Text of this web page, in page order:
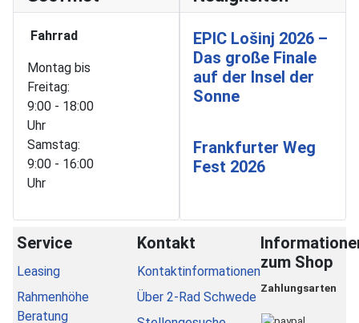
Fahrrad
Montag bis
Freitag:
9:00 - 18:00
Uhr
Samstag:
9:00 - 16:00
Uhr
EPIC Lošinj 2026 –
Das große Finale
auf der Insel der
Sonne
Frankfurter Weg
Fest 2026
Service
Leasing
Rahmenhöhe
Beratung
Kontakt
Kontaktinformationen
Über 2-Rad Schwede
zum Shop
Zahlungsarten